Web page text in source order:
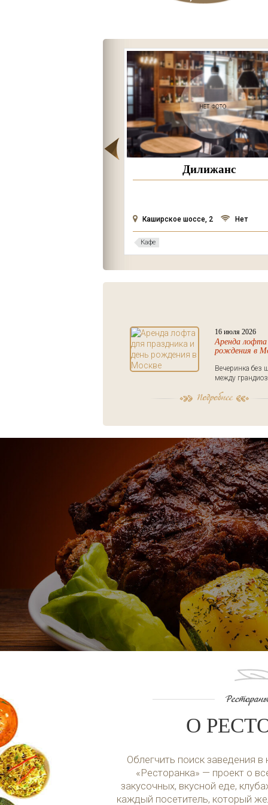
Дилижанс
Каширское шоссе, 2 Нет
Кафе
16 июля 2026
Аренда лофта
рождения в
Вечеринка без
между
О
Облегчить поиск заведения
«Ресторанка» — проект о
закусочных, вкусной еде,
каждый посетитель, который